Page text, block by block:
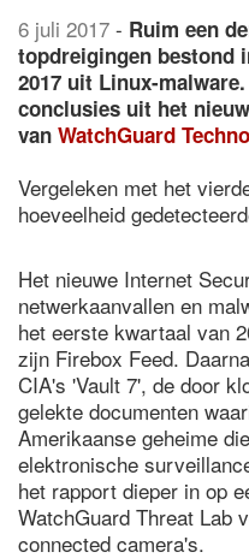
6 juli 2017 - Ruim een
topdreigingen bestond
2017 uit Linux-
conclusies uit het
van WatchGuard
Vergeleken met het
hoeveelheid
Het nieuwe Internet
netwerkaanvallen en
het eerste kwartaal van
zijn Firebox Feed.
CIA's 'Vault 7', de door
gelekte documenten
Amerikaanse geheime
elektronische
het rapport dieper in op
WatchGuard Threat Lab
connected camera's.